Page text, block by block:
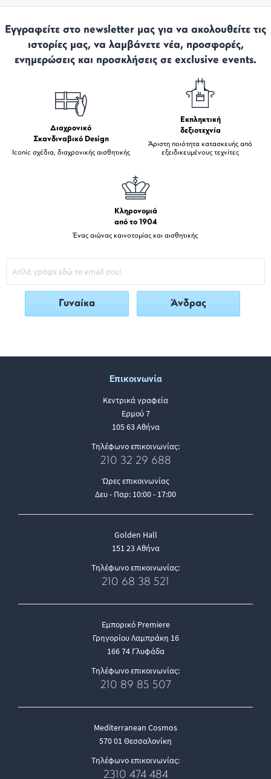
Εγγραφείτε στο newsletter μας για να ακολουθείτε τις
ιστορίες μας, να λαμβάνετε νέα, προσφορές,
ενημερώσεις και προσκλήσεις σε exclusive events.
Διαχρονικό
Σκανδιναβικό Design
Iconic σχέδια, διαχρονικής αισθητικής
Εκπληκτική
δεξιοτεχνία
Άριστη ποιότητα κατασκευής από
εξειδικευμένους τεχνίτες
Κληρονομιά
από το 1904
Ένας αιώνας καινοτομίας και αισθητικής
Γυναίκα Άνδρας
Επικοινωνία
Κεντρικά γραφεία
Ερμού 7
105 63 Αθήνα
Τηλέφωνο επικοινωνίας:
210 32 29 688
Ώρες επικοινωνίας
Δευ - Παρ: 10:00 - 17:00
Golden Hall
151 23 Αθήνα
Τηλέφωνο επικοινωνίας:
210 68 38 521
Εμπορικό Premiere
Γρηγορίου Λαμπράκη 16
166 74 Γλυφάδα
Τηλέφωνο επικοινωνίας:
210 89 85 507
Mediterranean Cosmos
570 01 Θεσσαλονίκη
Τηλέφωνο επικοινωνίας:
2310 474 484